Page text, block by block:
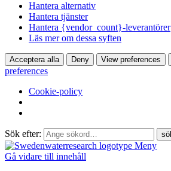
Hantera alternativ
Hantera tjänster
Hantera {vendor_count}-leverantörer
Läs mer om dessa syften
Acceptera alla Deny View preferences
preferences
Cookie-policy
Sök efter:
Meny
Gå vidare till innehåll